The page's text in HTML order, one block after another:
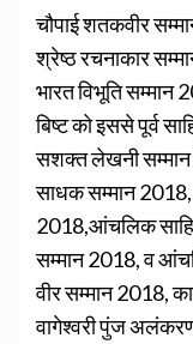
चौपाई शतकवीर
श्रेष्ठ रचनाकार
भारत विभूति सम्मान
बिष्ट को इससे पूर्व
सशक्त लेखनी सम्मान
साधक सम्मान
2018,आंचलिक
सम्मान 2018, व
वीर सम्मान 2018,
वागेश्वरी पुंज